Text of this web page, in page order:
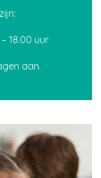
18.00 uur
aan.